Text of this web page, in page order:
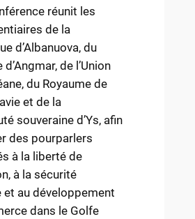
réunit les
de la
d’Albanuova, du
d’Angmar, de l’Union
du Royaume de
et de la
souveraine d’Ys, afin
des pourparlers
à la liberté de
à la sécurité
et au développement
dans le Golfe